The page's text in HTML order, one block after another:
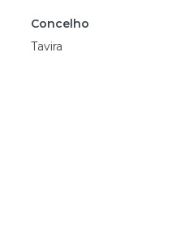
Concelho
Tavira